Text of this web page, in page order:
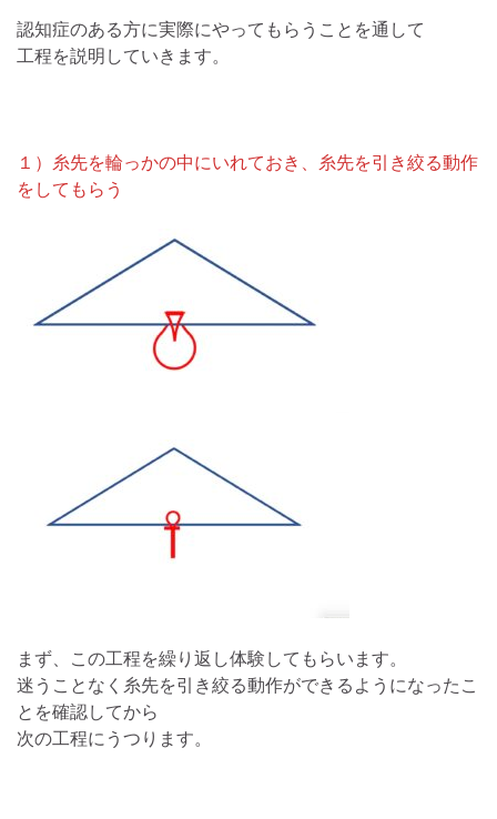
認知症のある方に実際にやってもらうことを通して
工程を説明していきます。
１）糸先を輪っかの中にいれておき、糸先を引き絞る動作
をしてもらう
まず、この工程を繰り返し体験してもらいます。
迷うことなく糸先を引き絞る動作ができるようになったこ
とを確認してから
次の工程にうつります。